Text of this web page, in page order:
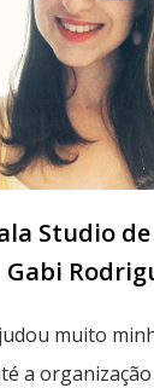
Studio
Gabi
muito
a